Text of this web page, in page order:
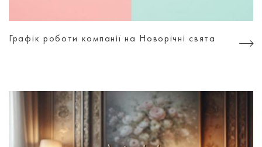
Графік роботи компанії на Новорічні свята